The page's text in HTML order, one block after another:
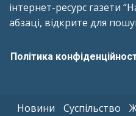
інтернет-ресурс газети
абзаці, відкрите для
Політика
Новини Суспільство